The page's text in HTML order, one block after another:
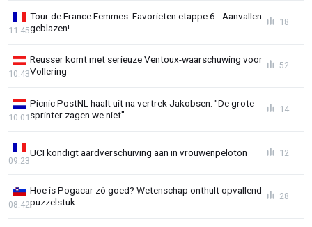
Tour de France Femmes: Favorieten etappe 6 - Aanvallen
geblazen!
11:45
18
Reusser komt met serieuze Ventoux-waarschuwing voor
Vollering
10:43
52
Picnic PostNL haalt uit na vertrek Jakobsen: "De grote
sprinter zagen we niet"
10:01
14
UCI kondigt aardverschuiving aan in vrouwenpeloton
09:23
12
Hoe is Pogacar zó goed? Wetenschap onthult opvallend
puzzelstuk
08:42
28